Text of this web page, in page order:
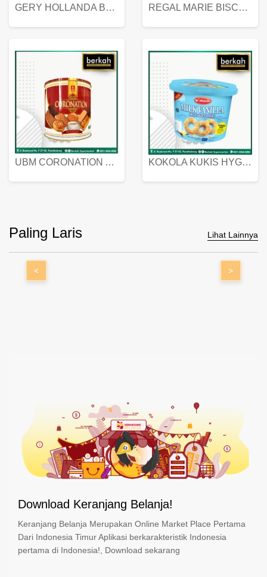
GERY HOLLANDA BUTTER COOKIES 450 GRAM REGAL MARIE BISCUIT KALENG 550 GRAM
UBM CORONATION ASSORTED BISKUIT KALENG 450 GRAM KOKOLA KUKIS HYGIENIC MILK VANILLA PACK 320 GR
Paling Laris Lihat Lainnya
< >
Download Keranjang Belanja!
Keranjang Belanja Merupakan Online Market Place Pertama
Dari Indonesia Timur Aplikasi berkarakteristik Indonesia
pertama di Indonesia!, Download sekarang